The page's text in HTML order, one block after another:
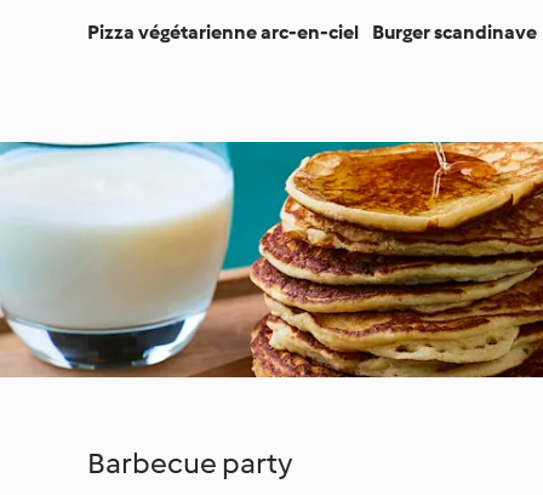
Pizza végétarienne arc-en-ciel Burger scandinave
Barbecue party